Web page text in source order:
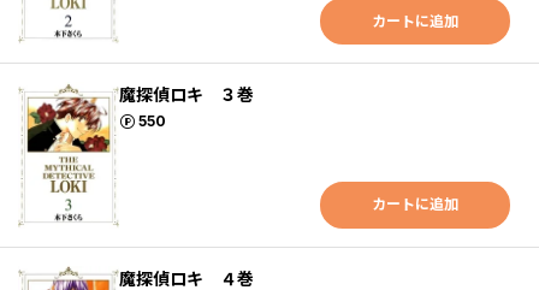
カートに追加
魔探偵ロキ ３巻
550
ポイント
カートに追加
魔探偵ロキ ４巻